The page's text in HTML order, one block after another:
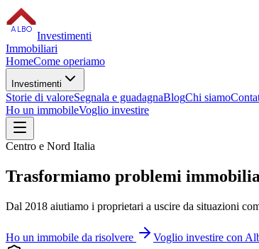
ALBO
Investimenti
Immobiliari
HomeCome operiamo
Investimenti
Storie di valoreSegnala e guadagnaBlogChi siamo
Ho un immobileVoglio investire
Centro e Nord Italia
Trasformiamo problemi
Dal 2018 aiutiamo i proprietari a uscire da situazioni
Ho un immobile da risolvere
Voglio investire con